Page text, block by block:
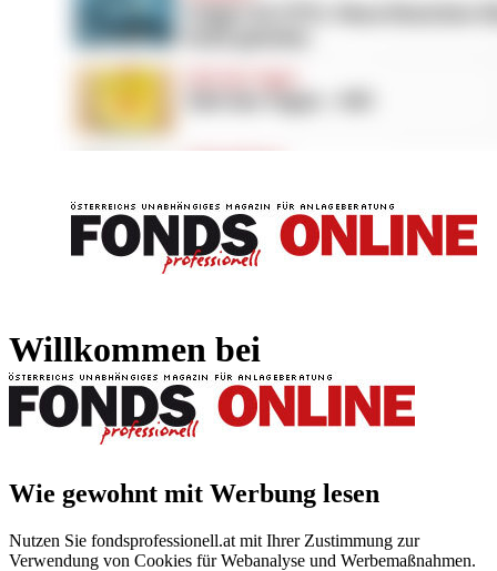
Willkommen bei
Wie gewohnt mit Werbung lesen
Nutzen Sie fondsprofessionell.at mit Ihrer Zustimmung zur
Verwendung von Cookies für Webanalyse und Werbemaßnahmen.